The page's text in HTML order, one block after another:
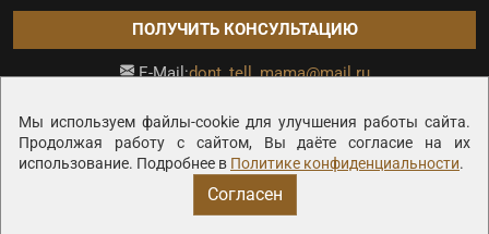
Мы используем файлы-cookie для улучшения работы сайта.
Продолжая работу с сайтом, Вы даёте согласие на их
использование. Подробнее в Политике конфиденциальности.
Согласен
ПОЛУЧИТЬ КОНСУЛЬТАЦИЮ
E-Mail:dont_tell_mama@mail.ru